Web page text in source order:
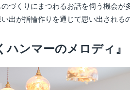
づくりにまつわるお話を伺う機会
出が指輪作りを通じて思い出される
ハンマーのメロディ』